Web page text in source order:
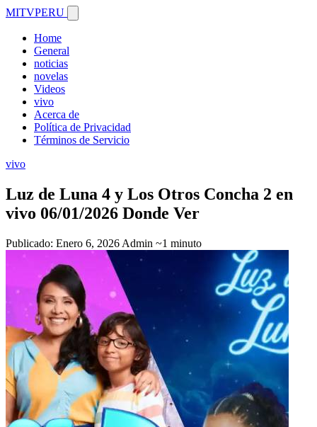
MITVPERU
Home
General
noticias
novelas
Videos
vivo
Acerca de
Política de Privacidad
Términos de Servicio
vivo
Luz de Luna 4 y Los Otros Concha 2 en
vivo 06/01/2026 Donde Ver
Publicado: Enero 6, 2026 Admin ~1 minuto